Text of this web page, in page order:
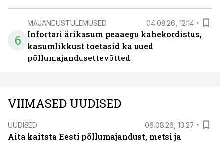
6
MAJANDUSTULEMUSED 04.08.26, 12:14
Infortari ärikasum peaaegu kahekordistus,
kasumlikkust toetasid ka uued
põllumajandusettevõtted
VIIMASED UUDISED
UUDISED 06.08.26, 13:27
Aita kaitsta Eesti põllumajandust, metsi ja